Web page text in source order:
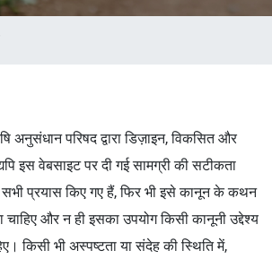
अनुसंधान परिषद द्वारा डिज़ाइन, विकसित और
इस वेबसाइट पर दी गई सामग्री की सटीकता
प्रयास किए गए हैं, फिर भी इसे कानून के कथन
और न ही इसका उपयोग किसी कानूनी उद्देश्य
किसी भी अस्पष्टता या संदेह की स्थिति में,